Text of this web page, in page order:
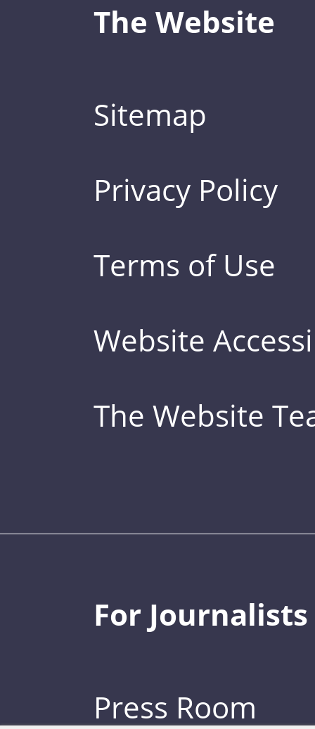
The Website
Sitemap
Privacy Policy
Terms of Use
Website
The Website
For Journalists
Press Room